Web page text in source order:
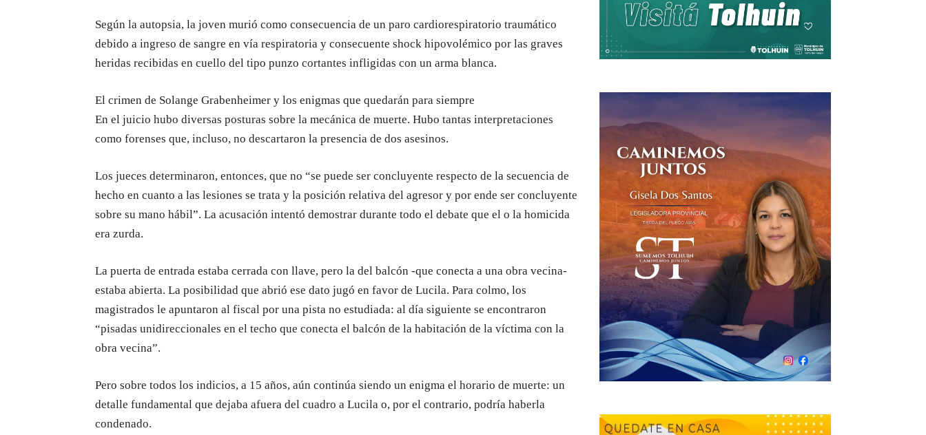
Según la autopsia, la joven murió como consecuencia de un paro cardiorespiratorio traumático
debido a ingreso de sangre en vía respiratoria y consecuente shock hipovolémico por las graves
heridas recibidas en cuello del tipo punzo cortantes infligidas con un arma blanca.
El crimen de Solange Grabenheimer y los enigmas que quedarán para siempre
En el juicio hubo diversas posturas sobre la mecánica de muerte. Hubo tantas interpretaciones
como forenses que, incluso, no descartaron la presencia de dos asesinos.
Los jueces determinaron, entonces, que no “se puede ser concluyente respecto de la secuencia de
hecho en cuanto a las lesiones se trata y la posición relativa del agresor y por ende ser concluyente
sobre su mano hábil”. La acusación intentó demostrar durante todo el debate que el o la homicida
era zurda.
La puerta de entrada estaba cerrada con llave, pero la del balcón -que conecta a una obra vecina-
estaba abierta. La posibilidad que abrió ese dato jugó en favor de Lucila. Para colmo, los
magistrados le apuntaron al fiscal por una pista no estudiada: al día siguiente se encontraron
“pisadas unidireccionales en el techo que conecta el balcón de la habitación de la víctima con la
obra vecina”.
Pero sobre todos los indicios, a 15 años, aún continúa siendo un enigma el horario de muerte: un
detalle fundamental que dejaba afuera del cuadro a Lucila o, por el contrario, podría haberla
condenado.